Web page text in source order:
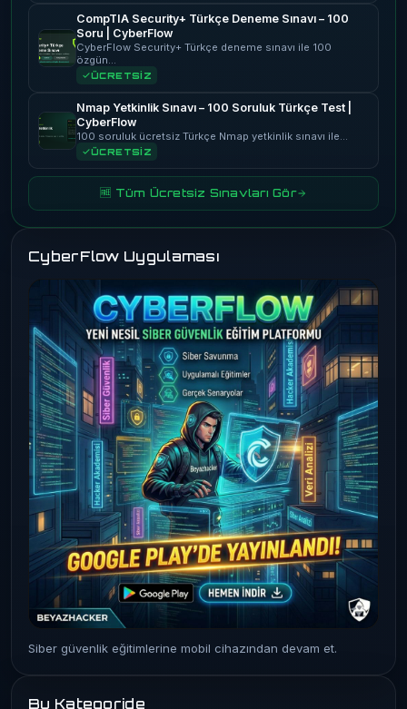
CompTIA Security+ Türkçe Deneme Sınavı – 100
Soru | CyberFlow
CyberFlow Security+ Türkçe deneme sınavı ile 100
özgün…
ÜCRETSİZ
Nmap Yetkinlik Sınavı – 100 Soruluk Türkçe Test |
CyberFlow
100 soruluk ücretsiz Türkçe Nmap yetkinlik sınavı ile…
ÜCRETSİZ
🆓 Tüm Ücretsiz Sınavları Gör
CyberFlow Uygulaması
Siber güvenlik eğitimlerine mobil cihazından devam et.
Bu Kategoride